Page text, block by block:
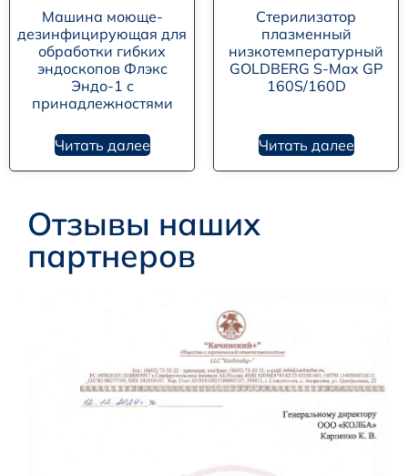
Машина моюще-
дезинфицирующая для
обработки гибких
эндоскопов Флэкс
Эндо-1 с
принадлежностями
Читать далее
Стерилизатор
плазменный
низкотемпературный
GOLDBERG S-Max GP
160S/160D
Читать далее
Отзывы наших
партнеров